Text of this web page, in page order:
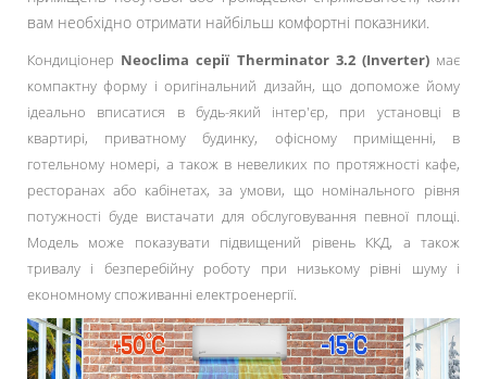
вам необхідно отримати найбільш комфортні показники.
Кондиціонер Neoclima серії Therminator 3.2 (Inverter)має
компактну форму і оригінальний дизайн, що допоможе йому
ідеально вписатися в будь-який інтер'єр, при установці в
квартирі, приватному будинку, офісному приміщенні, в
готельному номері, а також в невеликих по протяжності кафе,
ресторанах або кабінетах, за умови, що номінального рівня
потужності буде вистачати для обслуговування певної площі.
Модель може показувати підвищений рівень ККД, а також
тривалу і безперебійну роботу при низькому рівні шуму і
економному споживанні електроенергії.